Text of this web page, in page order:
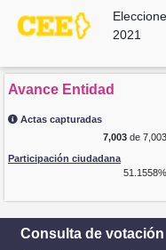
2021
Avance Entidad
Actas capturadas
7,003de 7,003
Participación ciudadana
51.1558%
Consulta de votación